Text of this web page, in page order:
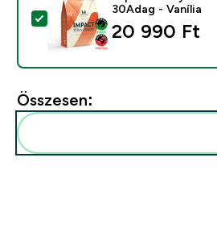
Termék kiválasztása -
30Adag - Vanília
20 990 Ft‎
Összesen: